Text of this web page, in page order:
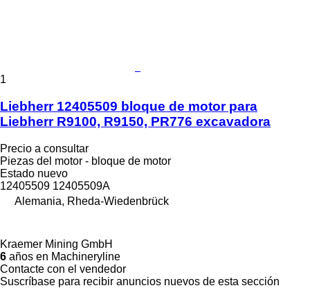
1
Liebherr 12405509 bloque de motor para
Liebherr R9100, R9150, PR776 excavadora
Precio a consultar
Piezas del motor - bloque de motor
Estado nuevo
12405509 12405509A
Alemania, Rheda-Wiedenbrück
Kraemer Mining GmbH
6 años en Machineryline
Contacte con el vendedor
Suscríbase para recibir anuncios nuevos de esta sección